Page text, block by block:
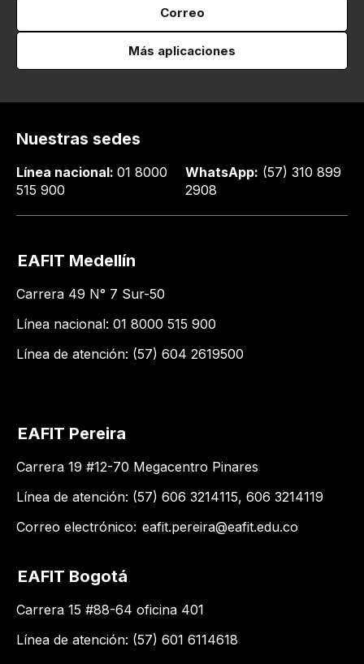
Correo
Más aplicaciones
Nuestras sedes
Línea nacional: 01 8000
515 900
WhatsApp: (57) 310 899
2908
EAFIT Medellín
Carrera 49 N° 7 Sur-50
Línea nacional: 01 8000 515 900
Línea de atención: (57) 604 2619500
EAFIT Pereira
Carrera 19 #12-70 Megacentro Pinares
Línea de atención: (57) 606 3214115, 606 3214119
Correo electrónico: eafit.pereira@eafit.edu.co
EAFIT Bogotá
Carrera 15 #88-64 oficina 401
Línea de atención: (57) 601 6114618